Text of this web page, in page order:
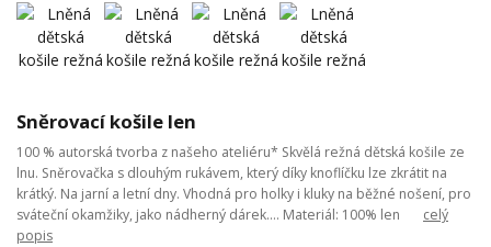
Sněrovací košile len
100 % autorská tvorba z našeho ateliéru* Skvělá režná dětská košile ze
lnu. Sněrovačka s dlouhým rukávem, který díky knoflíčku lze zkrátit na
krátký. Na jarní a letní dny. Vhodná pro holky i kluky na běžné nošení, pro
sváteční okamžiky, jako nádherný dárek.... Materiál: 100% len celý
popis